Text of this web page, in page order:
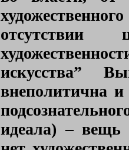
искусства”
внеполитична
идеала) – вещь